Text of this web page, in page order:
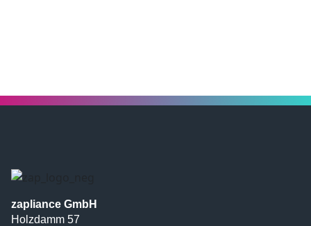
zapliance GmbH
Holzdamm 57